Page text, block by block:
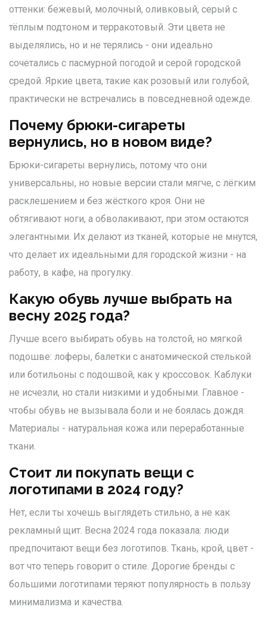
оттенки: бежевый, молочный, оливковый, серый с
тёплым подтоном и терракотовый. Эти цвета не
выделялись, но и не терялись - они идеально
сочетались с пасмурной погодой и серой городской
средой. Яркие цвета, такие как розовый или голубой,
практически не встречались в повседневной одежде.
Почему брюки-сигареты
вернулись, но в новом виде?
Брюки-сигареты вернулись, потому что они
универсальны, но новые версии стали мягче, с лёгким
расклешением и без жёсткого кроя. Они не
обтягивают ноги, а обволакивают, при этом остаются
элегантными. Их делают из тканей, которые не мнутся,
что делает их идеальными для городской жизни - на
работу, в кафе, на прогулку.
Какую обувь лучше выбрать на
весну 2025 года?
Лучше всего выбирать обувь на толстой, но мягкой
подошве: лоферы, балетки с анатомической стелькой
или ботильоны с подошвой, как у кроссовок. Каблуки
не исчезли, но стали низкими и удобными. Главное -
чтобы обувь не вызывала боли и не боялась дождя.
Материалы - натуральная кожа или переработанные
ткани.
Стоит ли покупать вещи с
логотипами в 2024 году?
Нет, если ты хочешь выглядеть стильно, а не как
рекламный щит. Весна 2024 года показала: люди
предпочитают вещи без логотипов. Ткань, крой, цвет -
вот что теперь говорит о стиле. Дорогие бренды с
большими логотипами теряют популярность в пользу
минимализма и качества.